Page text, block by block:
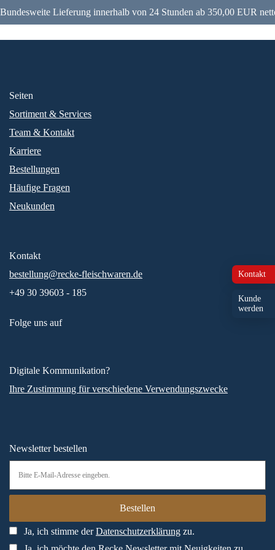
Bundesweite Lieferung innerhalb von 24 Stunden ab 350,00 EUR
Kontakt
Kunde
werden
Seiten
Sortiment & Services
Team & Kontakt
Karriere
Bestellungen
Häufige Fragen
Neukunden
Kontakt
bestellung@recke-fleischwaren.de
+49 30 39603 - 185
Folge uns auf
Digitale Kommunikation?
Ihre Zustimmung für verschiedene Verwendungszwecke
Newsletter bestellen
Ja, ich stimme derDatenschutzerklärung zu.